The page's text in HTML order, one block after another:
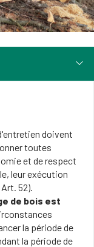
doivent
toutes
et de respect
leur exécution
52).
de bois est
la période de
la période de